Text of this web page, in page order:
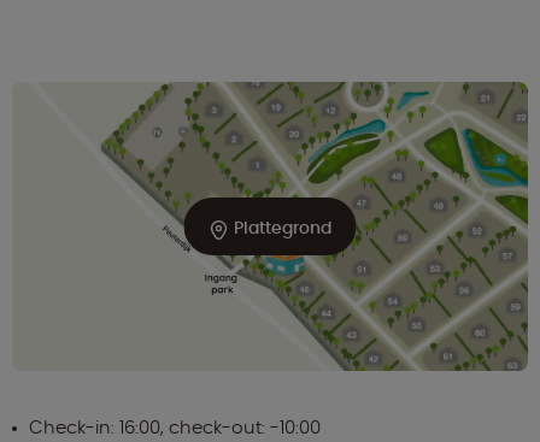
Plattegrond
Check-in: 16:00, check-out: -10:00